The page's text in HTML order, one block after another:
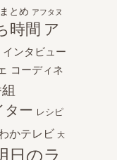
まとめ アフタヌ
時間 ア
インタビュー
コーディネ
ター レシピ
かテレビ 大
日のラ